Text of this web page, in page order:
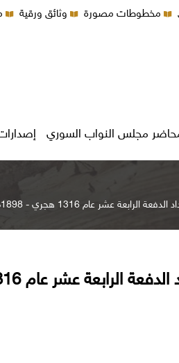
مخطوطات مصورة وثائق ورقية
مجلس النواب السوري
الرابعة عشر عام 1316 هجري - 1898م
الرابعة عشر عام 1316 هجري - 1898م